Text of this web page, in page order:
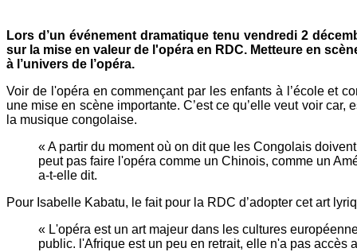
Lors d’un événement dramatique tenu vendredi 2
sur la mise en valeur de l'opéra en RDC. Metteure en
à l’univers de l’opéra.
Voir de l'opéra en commençant par les enfants à l’école et
une mise en scène importante. C’est ce qu’elle veut voir
la musique congolaise.
« A partir du moment où on dit que les Congolais
peut pas faire l'opéra comme un Chinois, comme un
a-t-elle dit.
Pour Isabelle Kabatu, le fait pour la RDC d’adopter cet art
« L'opéra est un art majeur dans les cultures
public. l'Afrique est un peu en retrait, elle n'a pas